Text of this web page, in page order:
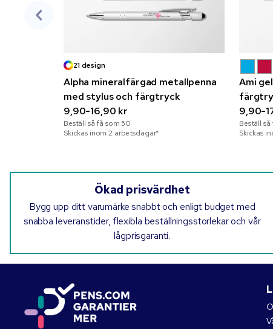
21 design
Alpha mineralfärgad metallpenna
med stylus och färgtryck
9,90-16,90 kr
Beställ så få som50
Skickas inom 2 arbetsdagar*
Ami
9,90-
Beställ så
Skickas
Ökad prisvärdhet
Bygg upp ditt varumärke snabbt och enligt budget med
snabba leveranstider, flexibla beställningsstorlekar och vår
lågprisgaranti.